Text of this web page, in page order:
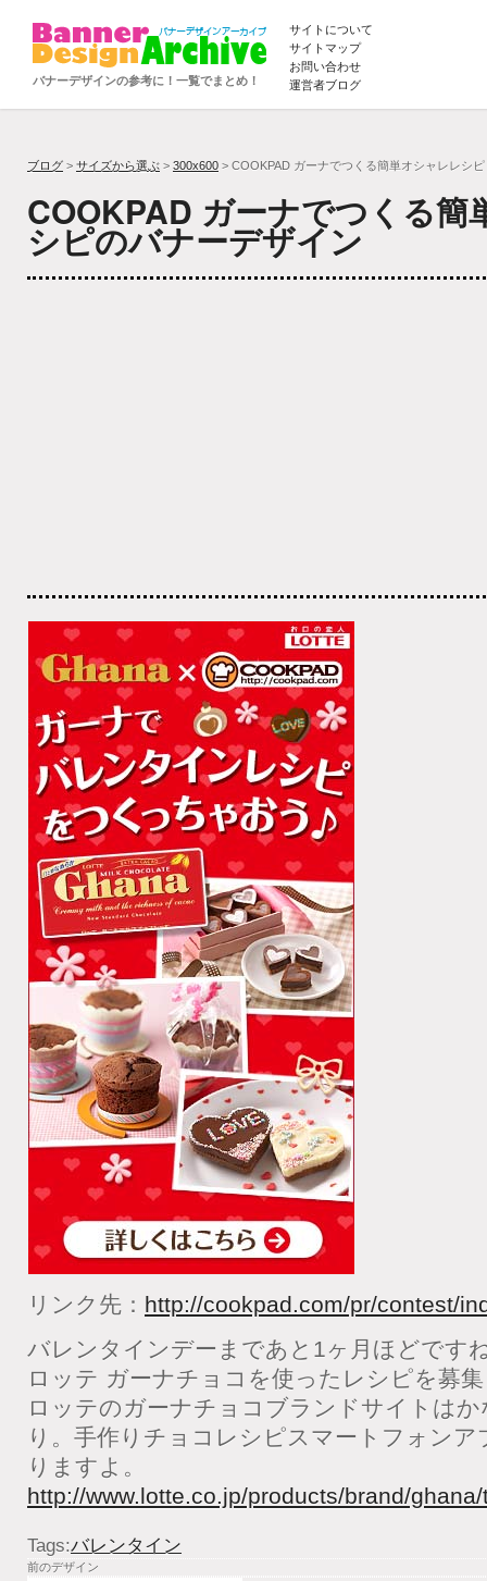
バナーデザインの参考に！一覧でまとめ！
サイトについて
サイトマップ
お問い合わせ
運営者ブログ
ブログ > サイズから選ぶ > 300x600 > COOKPAD ガーナでつくる簡単オシャレレシピ
COOKPAD ガーナでつくる簡
シピのバナーデザイン
リンク先： http://cookpad.com/pr/contest/
バレンタインデーまであと1ヶ月ほどです
ロッテ ガーナチョコを使ったレシピを募
ロッテのガーナチョコブランドサイトは
り。手作りチョコレシピスマートフォン
りますよ。
http://www.lotte.co.jp/products/brand/
Tags:バレンタイン
前のデザイン